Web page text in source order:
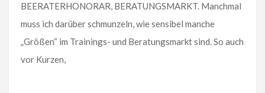
BEERATERHONORAR, BERATUNGSMARKT. Manchmal
muss ich darüber schmunzeln, wie sensibel manche
„Größen“ im Trainings- und Beratungsmarkt sind. So auch
vor Kurzen,